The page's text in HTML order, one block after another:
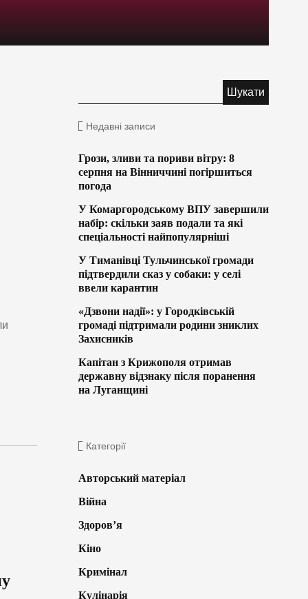
Недавні записи
Грози, зливи та пориви вітру: 8
серпня на Вінниччині погіршиться
погода
У Комаргородському ВПУ завершили
набір: скільки заяв подали та які
спеціальності найпопулярніші
У Тиманівці Тульчинської громади
підтвердили сказ у собаки: у селі
ввели карантин
«Дзвони надії»: у Городківській
громаді підтримали родини зниклих
Захисників
Капітан з Крижополя отримав
державну відзнаку після поранення
на Луганщині
Категорії
Авторський матеріал
Війна
Здоров’я
Кіно
Кримінал
Кулінарія